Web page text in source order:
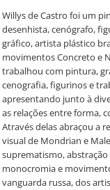
Willys de Castro foi um
desenhista, cenógrafo,
gráfico, artista plástico
movimentos Concreto e
trabalhou com pintura,
cenografia, figurinos e
apresentando junto à
as relações entre forma,
Através delas abraçou a
visual de Mondrian e
suprematismo,
monocromia e
vanguarda russa, dos